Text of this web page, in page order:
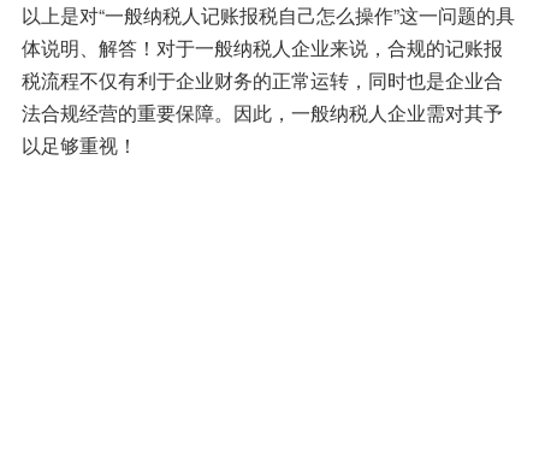
以上是对“一般纳税人记账报税自己怎么操作”这一问题的具
体说明、解答！对于一般纳税人企业来说，合规的记账报
税流程不仅有利于企业财务的正常运转，同时也是企业合
法合规经营的重要保障。因此，一般纳税人企业需对其予
以足够重视！